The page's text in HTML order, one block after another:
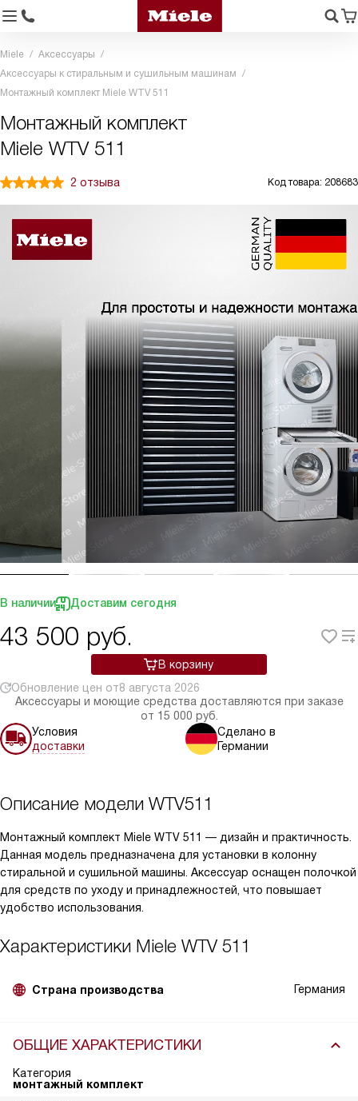
Miele
Аксессуары
Аксессуары к стиральным и сушильным машинам
Монтажный комплект Miele WTV 511
Монтажный комплект
Miele WTV 511
2 отзыва Код товара: 208683
В наличии Доставим сегодня
43 500 руб.
В корзину
Обновление цен от8 августа 2026
Аксессуары и моющие средства доставляются при заказе
от 15 000 руб.
Условия
доставки
Сделано в
Германии
Описание модели WTV511
Монтажный комплект Miele WTV 511 — дизайн и практичность.
Данная модель предназначена для установки в колонну
стиральной и сушильной машины. Аксессуар оснащен полочкой
для средств по уходу и принадлежностей, что повышает
удобство использования.
Характеристики Miele WTV 511
Страна производства Германия
ОБЩИЕ ХАРАКТЕРИСТИКИ
Категория
монтажный комплект